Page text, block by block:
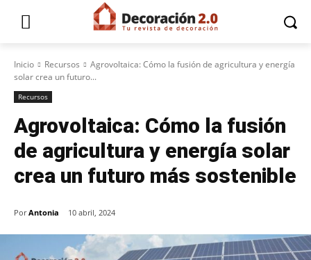
Inicio Recursos
Agrovoltaica: Cómo la fusión de agricultura y energía
solar crea un futuro...
Recursos
Agrovoltaica: Cómo la fusión
de agricultura y energía solar
crea un futuro más sostenible
Por Antonia 10 abril, 2024